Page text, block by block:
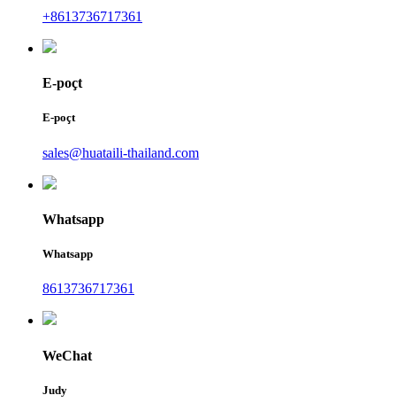
+8613736717361
E-poçt
E-poçt
sales@huataili-thailand.com
Whatsapp
Whatsapp
8613736717361
WeChat
Judy